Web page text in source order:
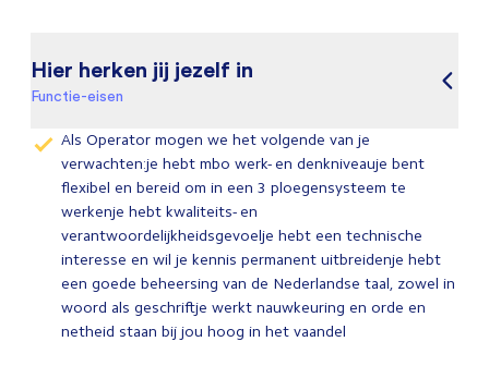
Hier herken jij jezelf in
Functie-eisen
Als Operator mogen we het volgende van je
verwachten:je hebt mbo werk- en denkniveauje bent
flexibel en bereid om in een 3 ploegensysteem te
werkenje hebt kwaliteits- en
verantwoordelijkheidsgevoelje hebt een technische
interesse en wil je kennis permanent uitbreidenje hebt
een goede beheersing van de Nederlandse taal, zowel in
woord als geschriftje werkt nauwkeuring en orde en
netheid staan bij jou hoog in het vaandel